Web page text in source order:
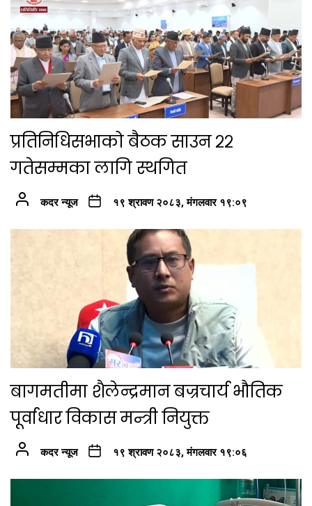
प्रतिनिधिसभाको बैठक साउन २२
गतेसम्मका लागि स्थगित
कदर न्यूज १९ श्रावण २०८३, मंगलवार १९:०९
बागमतीमा शैलेन्द्रमान बज्रचार्य भौतिक
पूर्वाधार विकास मन्त्री नियुक्त
कदर न्यूज १९ श्रावण २०८३, मंगलवार १९:०६